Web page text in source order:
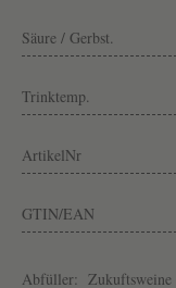
Säure / Gerbst.
Trinktemp.
ArtikelNr
GTIN/EAN
Abfüller: